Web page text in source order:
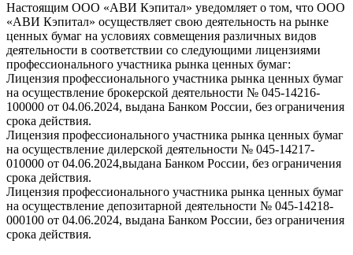
Настоящим ООО «АВИ Кэпитал» уведомляет о том, что ООО
«АВИ Кэпитал» осуществляет свою деятельность на рынке
ценных бумаг на условиях совмещения различных видов
деятельности в соответствии со следующими лицензиями
профессионального участника рынка ценных бумаг:
Лицензия профессионального участника рынка ценных бумаг
на осуществление брокерской деятельности № 045-14216-
100000 от 04.06.2024, выдана Банком России, без ограничения
срока действия.
Лицензия профессионального участника рынка ценных бумаг
на осуществление дилерской деятельности № 045-14217-
010000 от 04.06.2024,выдана Банком России, без ограничения
срока действия.
Лицензия профессионального участника рынка ценных бумаг
на осуществление депозитарной деятельности № 045-14218-
000100 от 04.06.2024, выдана Банком России, без ограничения
срока действия.